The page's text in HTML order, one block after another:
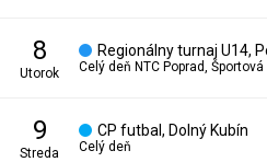
8
utorok
Regionálny turnaj U14,
Celý deň NTC Poprad,
9
streda
CP futbal, Dolný Kubín
Celý deň